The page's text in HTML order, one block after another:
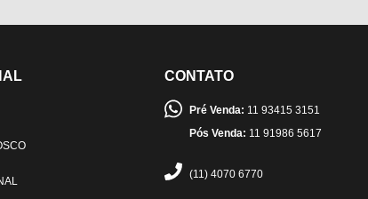
CONTATO
Pré Venda: 11 93415 3151
Pós Venda: 11 91986 5617
(11) 4070 6770